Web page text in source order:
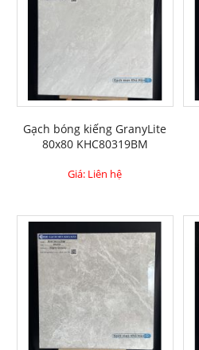
Gạch bóng kiếng GranyLite
80x80 KHC80319BM
Giá: Liên hệ